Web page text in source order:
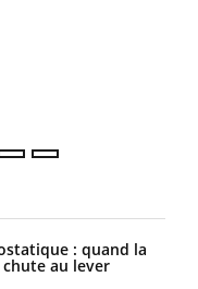
: quand la
au lever